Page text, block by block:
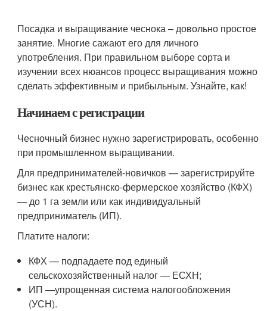
Посадка и выращивание чеснока – довольно простое
занятие. Многие сажают его для личного
употребления. При правильном выборе сорта и
изучении всех нюансов процесс выращивания можно
сделать эффективным и прибыльным. Узнайте, как!
Начинаем с регистрации
Чесночный бизнес нужно зарегистрировать, особенно
при промышленном выращивании.
Для предпринимателей-новичков — зарегистрируйте
бизнес как крестьянско-фермерское хозяйство (КФХ)
— до 1 га земли или как индивидуальный
предприниматель (ИП).
Платите налоги:
КФХ — подпадаете под единый
сельскохозяйственный налог — ЕСХН;
ИП —упрощенная система налогообложения
(УСН).